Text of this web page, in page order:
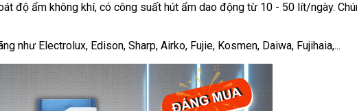
độ ẩm không khí, có công suất hút ẩm dao động từ 10 - 50 lít/ngày.
như Electrolux, Edison, Sharp, Airko, Fujie, Kosmen, Daiwa, Fujihaia,...